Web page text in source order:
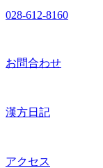
028-612-8160
お問合わせ
漢方日記
アクセス